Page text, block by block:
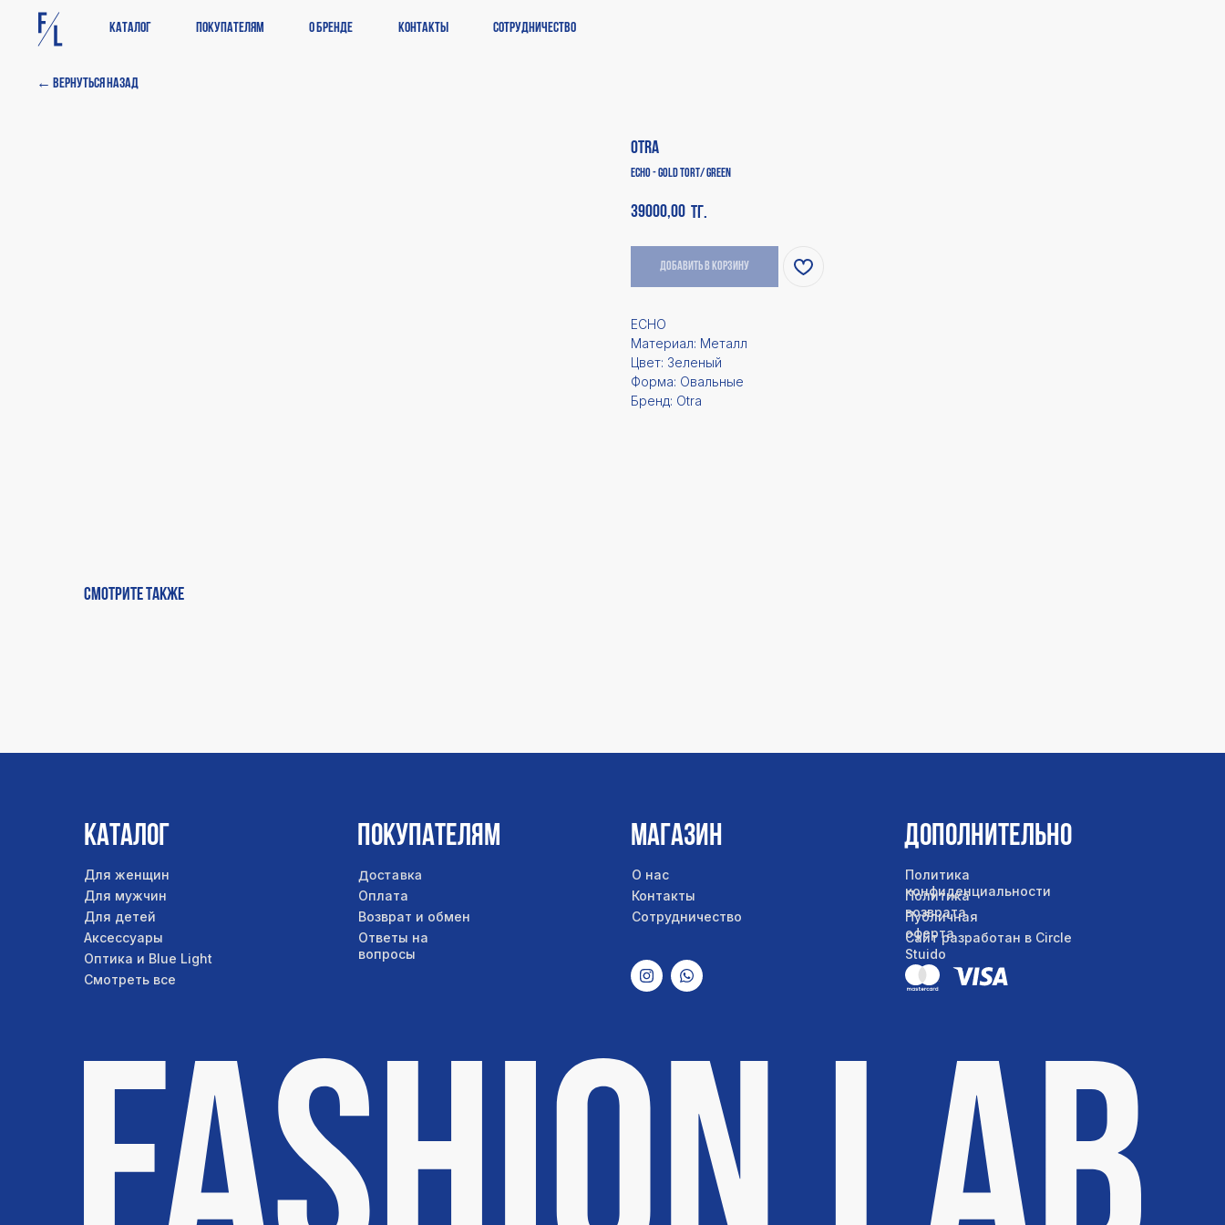
Каталог Покупателям О бренде Контакты Сотрудничество
← Вернуться назад
Otra
Echo - Gold Tort/ Green
39000,00 тг.
Добавить в корзину
ECHO
Материал: Металл
Цвет: Зеленый
Форма: Овальные
Бренд: Otra
Смотрите также
Каталог Покупателям Магазин Дополнительно
Для женщин Доставка О нас
Политика
конфиденциальности
Для мужчин Оплата Контакты
Политика
возврата
Для детей Возврат и обмен Сотрудничество
Публичная
оферта
Сайт разработан в Circle
Stuido
Аксессуары
Ответы на
вопросы
Оптика и Blue Light
Смотреть все